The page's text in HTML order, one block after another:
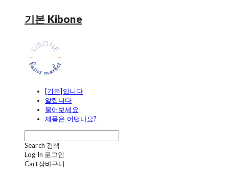
기본 Kibone
[기본]입니다
알립니다
물어보세요
제품은 어땠나요?
Search 검색
Log In 로그인
Cart장바구니